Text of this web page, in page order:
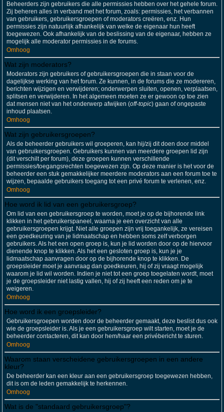
Beheerders zijn gebruikers die alle permissies hebben over het gehele forum.
Zij beheren alles in verband met het forum, zoals: permissies, het verbannen
van gebruikers, gebruikersgroepen of moderators creëren, enz. Hun
permissies zijn natuurlijk afhankelijk van welke de eigenaar hun heeft
toegewezen. Ook afhankelijk van de beslissing van de eigenaar, hebben ze
mogelijk alle moderator permissies in de forums.
Omhoog
Wat zijn moderators?
Moderators zijn gebruikers of gebruikersgroepen die in staan voor de
dagelijkse werking van het forum. Ze kunnen, in de forums die ze modereren,
berichten wijzigen en verwijderen; onderwerpen sluiten, openen, verplaatsen,
splitsen en verwijderen. In het algemeen moeten ze er gewoon op toe zien
dat mensen niet van het onderwerp afwijken (off-topic) gaan of ongepaste
inhoud plaatsen.
Omhoog
Wat zijn gebruikersgroepen?
Als de beheerder gebruikers wil groeperen, kan hij/zij dit doen door middel
van gebruikersgroepen. Gebruikers kunnen van meerdere groepen lid zijn
(dit verschilt per forum), deze groepen kunnen verschillende
permissies/toegangsrechten toegewezen zijn. Op deze manier is het voor de
beheerder een stuk gemakkelijker meerdere moderators aan een forum toe te
wijzen, bepaalde gebruikers toegang tot een privé forum te verlenen, enz.
Omhoog
Hoe word ik lid van een gebruikersgroep?
Om lid van een gebruikersgroep te worden, moet je op de bijhorende link
klikken in het gebruikerspaneel, waarna je een overzicht van alle
gebruikersgroepen krijgt. Niet alle groepen zijn vrij toegankelijk, ze vereisen
een goedkeuring van je lidmaatschap en hebben soms zelf verborgen
gebruikers. Als het een open groep is, kun je lid worden door op de hiervoor
dienende knop te klikken. Als het een gesloten groep is, kun je je
lidmaatschap aanvragen door op de bijhorende knop te klikken. De
groepsleider moet je aanvraag dan goedkeuren, hij of zij vraagt mogelijk
waarom je lid wil worden. Indien je niet tot een groep toegelaten wordt, moet
je de groepsleider niet lastig vallen, hij of zij heeft een reden om je te
weigeren.
Omhoog
Hoe word ik een groepsleider?
Gebruikersgroepen worden door de beheerder gemaakt, deze beslist dus ook
wie de groepsleider is. Als je een gebruikersgroep wilt starten, moet je de
beheerder contacteren, dit kan door hem/haar een privébericht te sturen.
Omhoog
Waarom staan verscheidene gebruikersgroepen in een andere
kleur?
De beheerder kan een kleur aan een gebruikersgroep toegewezen hebben,
dit is om de leden gemakkelijk te herkennen.
Omhoog
Wat is de "standaard gebruikersgroep"?